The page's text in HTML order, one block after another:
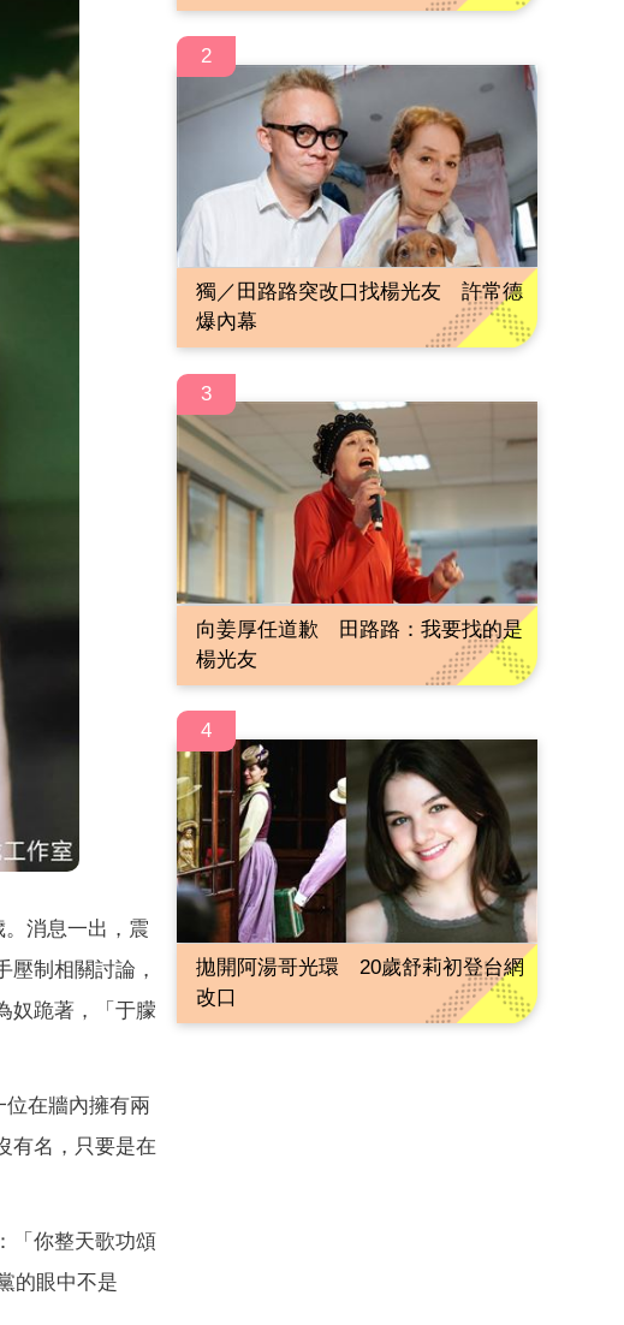
消息一出，震
制相關討論，
奴跪著，「于朦
位在牆內擁有兩
有名，只要是在
「你整天歌功頌
的眼中不是
2
獨／田路路突改口找楊光友 許常德
爆內幕
3
向姜厚任道歉 田路路：我要找的是
楊光友
4
拋開阿湯哥光環 20歲舒莉初登台網
改口